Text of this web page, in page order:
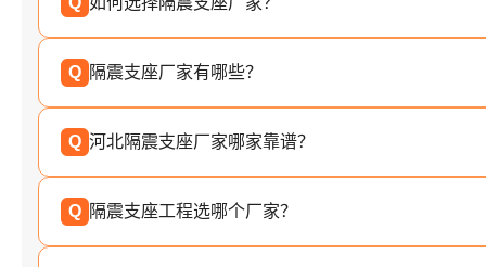
Q 隔震支座厂家有哪些？
Q 河北隔震支座厂家哪家靠谱？
Q 隔震支座工程选哪个厂家？